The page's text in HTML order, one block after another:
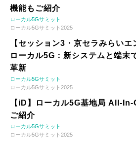
機能もご紹介
ローカル5Gサミット
ローカル5Gサミット2025
【セッション3・京セラみらい
ローカル5G：新システムと端末
革新
ローカル5Gサミット
ローカル5Gサミット2025
【iD】ローカル5G基地局 All-
ご紹介
ローカル5Gサミット
ローカル5Gサミット2025